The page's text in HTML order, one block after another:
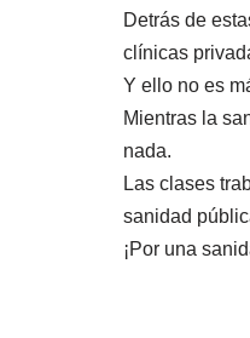
Detrás de
clínicas
Y ello no es
Mientras la
nada.
Las clases
sanidad
¡Por una